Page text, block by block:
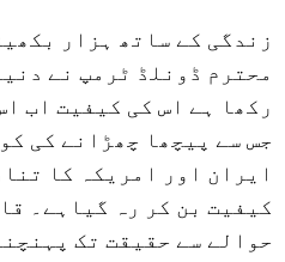
زندگی کے ساتھ ہزار
محترم ڈونلڈ ٹرمپ نے
رکھا ہے اس کی کیفیت اب
جس سے پیچھا چھڑانے کی
ایران اور امریکہ کا
کیفیت بن کر رہ گیاہے۔
حوالے سے حقیقت تک